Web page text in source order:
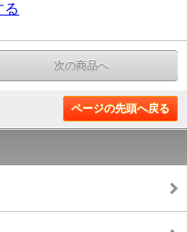
る
次の商品へ
ページの先頭へ戻る